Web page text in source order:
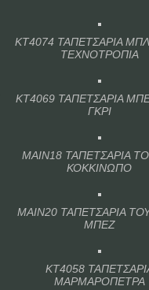
KT4074 ΤΑΠΕΤΣΑΡΙΑ
ΤΕΧΝΟΤΡΟΠΙΑ
KT4069 ΤΑΠΕΤΣΑΡΙΑ
ΓΚΡΙ
MAIN18 ΤΑΠΕΤΣΑΡΙΑ
ΚΟΚΚΙΝΩΠΟ
MAIN20 ΤΑΠΕΤΣΑΡΙΑ
ΜΠΕΖ
KT4058
ΜΑΡΜΑΡΟΠΕΤΡΑ